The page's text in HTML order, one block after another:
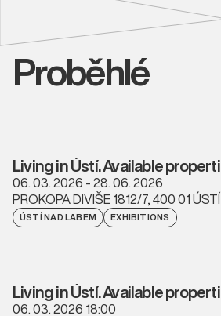
Proběhlé
Living in Ústí. Available
06. 03. 2026 - 28. 06. 2026
PROKOPA DIVIŠE 1812/7, 400 01
ÚSTÍ NAD LABEM EXHIBITIONS
Living in Ústí. Available
06. 03. 2026 18:00